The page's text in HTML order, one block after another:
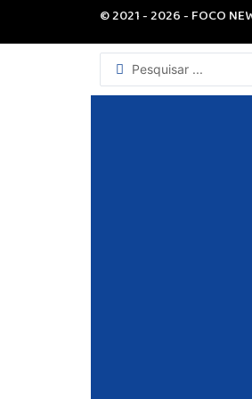
© 2021 - 2026 - FOCO